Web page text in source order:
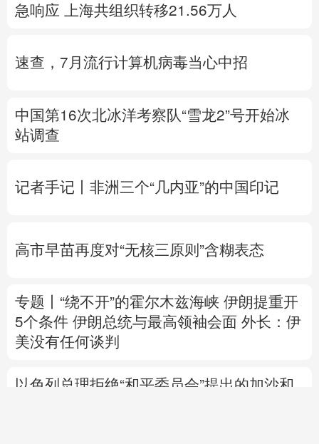
急响应
上海共组织转移21.56万人
速查，7月流行计算机病毒当心中招
中国第16次北冰洋考察队“雪龙2”号开始冰
站调查
记者手记丨非洲三个“几内亚”的中国印记
高市早苗再度对“无核三原则”含糊表态
专题丨 “绕不开”的霍尔木兹海峡 伊朗提重开
5个条件 伊朗总统与最高领袖会面 外长：伊
美没有任何谈判
以色列总理拒绝“和平委员会”提出的加沙和